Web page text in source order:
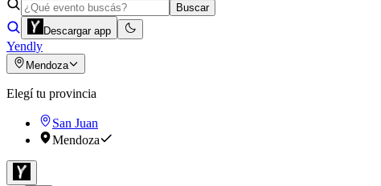
Buscar
Descargar app
Yendly
Mendoza
Elegí tu provincia
San Juan
Mendoza